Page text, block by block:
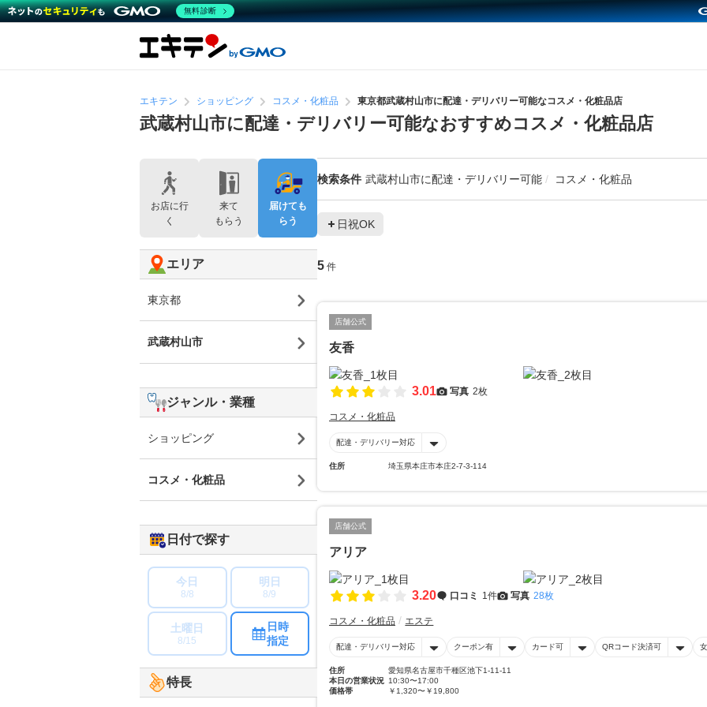
エキテン ショッピング コスメ・化粧品 東京都武蔵村山市に配達・デリバリー可能なコスメ・化粧品店
武蔵村山市に配達・デリバリー可能なおすすめコスメ・化粧品店
検索条件 武蔵村山市に配達・デリバリー可能 コスメ・化粧品
日祝OK
5 件
店舗公式
友香
3.01 写真 2枚
コスメ・化粧品
配達・デリバリー対応
住所 埼玉県本庄市本庄2-7-3-114
店舗公式
アリア
3.20 口コミ 1件 写真 28枚
コスメ・化粧品 エステ
配達・デリバリー対応 クーポン有 カード可 QRコード決済可
住所
愛知県名古屋市千種区池下1-11-11
本日の営業状況 10:30〜17:00
価格帯
￥1,320〜￥19,800
お店に行
く
来て
もらう
届けても
らう
エリア
東京都
武蔵村山市
ジャンル・業種
ショッピング
コスメ・化粧品
日付で探す
今日
8/8
明日
8/9
土曜日
8/15
日時
指定
特長
無料診断